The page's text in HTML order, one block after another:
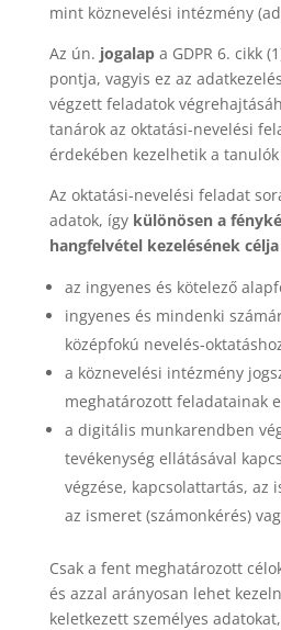
mint köznevelési intézmény
Az ún. jogalap a GDPR 6. cikk
pontja, vagyis ez az
végzett feladatok
tanárok az oktatási-nevelési
érdekében kezelhetik a
Az oktatási-nevelési feladat
adatok, így különösen a
hangfelvétel kezelésének célja
az ingyenes és kötelező
ingyenes és mindenki
középfokú nevelés-
a köznevelési intézmény
meghatározott feladatainak
a digitális munkarendben
tevékenység ellátásával
végzése, kapcsolattartás, az
az ismeret (számonkérés)
Csak a fent meghatározott
és azzal arányosan lehet
keletkezett személyes